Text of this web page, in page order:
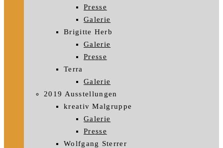
Presse
Galerie
Brigitte Herb
Galerie
Presse
Terra
Galerie
2019 Ausstellungen
kreativ Malgruppe
Galerie
Presse
Wolfgang Sterrer